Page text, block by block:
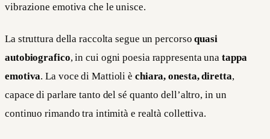
vibrazione emotiva che le unisce.
La struttura della raccolta segue un percorsoquasi
autobiografico, in cui ogni poesia rappresenta una tappa
emotiva. La voce di Mattioli è chiara, onesta, diretta,
capace di parlare tanto del sé quanto dell’altro, in un
continuo rimando tra intimità e realtà collettiva.